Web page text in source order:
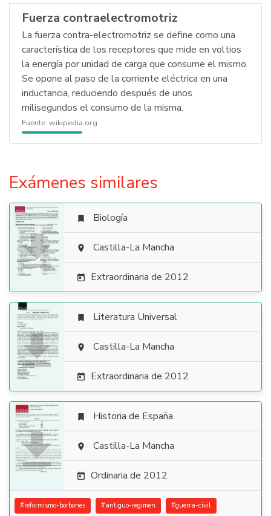
Fuerza contraelectromotriz
La fuerza contra-electromotriz se define como una
característica de los receptores que mide en voltios
la energía por unidad de carga que consume el mismo.
Se opone al paso de la corriente eléctrica en una
inductancia, reduciendo después de unos
milisegundos el consumo de la misma.
Fuente: wikipedia.org
Exámenes similares

 Biología
 Castilla-La Mancha
 Extraordinaria de 2012

 Literatura Universal
 Castilla-La Mancha
 Extraordinaria de 2012

 Historia de España
 Castilla-La Mancha
 Ordinaria de 2012
#reformismo-borbones #antiguo-regimen #guerra-civil